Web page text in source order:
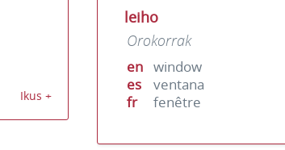
Ikus +
leiho
Orokorrak
en window
es
ventana
fr
fenêtre